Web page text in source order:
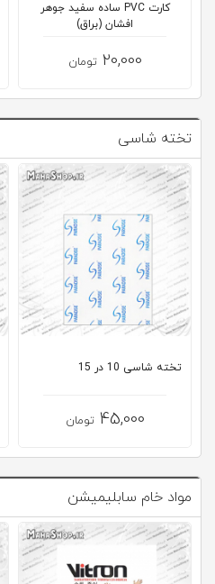
کارت PVC ساده سفید جوهر
افشان (براق)
20,000 تومان
تخته شاسی
تخته شاسی 10 در 15
45,000 تومان
مواد خام سابلیمیشن